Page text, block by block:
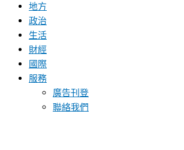
地方
政治
生活
財經
國際
服務
廣告刊登
聯絡我們